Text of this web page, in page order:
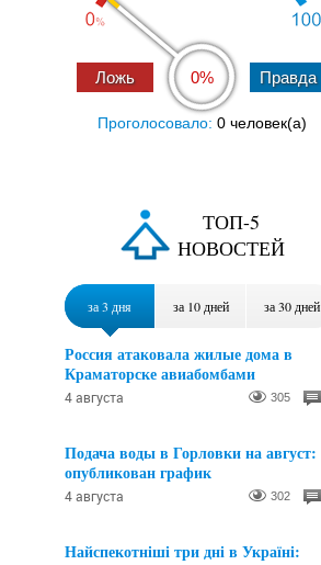
0%
Проголосовало: 0 человек(a)
ТОП-5
НОВОСТЕЙ
за 3 дня за 10 дней за 30 дней
Россия атаковала жилые дома в
Краматорске авиабомбами
4 августа 305
Подача воды в Горловки на август:
опубликован график
4 августа 302
Найспекотніші три дні в Україні: